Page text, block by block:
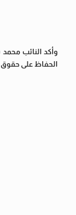
وأكد النائب
الحفاظ على حقوق